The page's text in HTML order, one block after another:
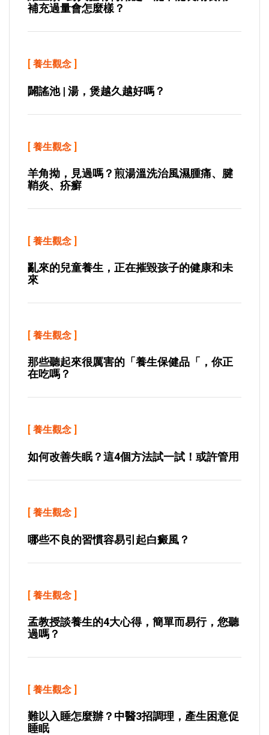
補充過量會怎麼樣？
[ 養生觀念 ]
闢謠池 | 湯，煲越久越好嗎？
[ 養生觀念 ]
羊角拗，見過嗎？煎湯溫洗治風濕腫痛、腱
鞘炎、疥癬
[ 養生觀念 ]
亂來的兒童養生，正在摧毀孩子的健康和未
來
[ 養生觀念 ]
那些聽起來很厲害的「養生保健品「，你正
在吃嗎？
[ 養生觀念 ]
如何改善失眠？這4個方法試一試！或許管用
[ 養生觀念 ]
哪些不良的習慣容易引起白癜風？
[ 養生觀念 ]
孟教授談養生的4大心得，簡單而易行，您聽
過嗎？
[ 養生觀念 ]
難以入睡怎麼辦？中醫3招調理，產生困意促
睡眠